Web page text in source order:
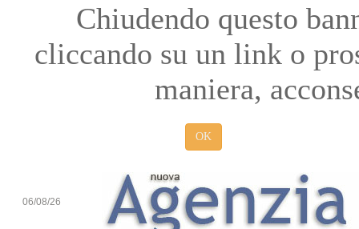
Chiudendo questo
cliccando su un link o
maniera,
OK
06/08/26